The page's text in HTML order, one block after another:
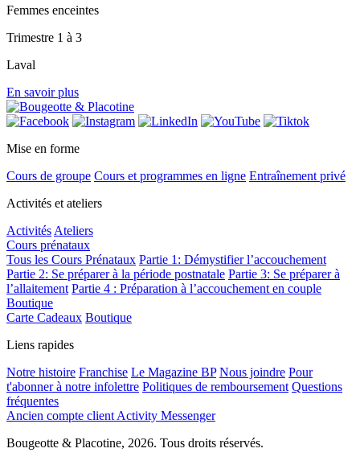
Femmes enceintes
Trimestre 1 à 3
Laval
En savoir plus
Mise en forme
Cours de groupe Cours et programmes en ligne Entraînement privé
Activités et ateliers
Activités Ateliers
Cours prénataux
Tous les Cours Prénataux Partie 1: Démystifier l’accouchement
Partie 2: Se préparer à la période postnatale Partie 3: Se préparer à
l’allaitement Partie 4 : Préparation à l’accouchement en couple
Boutique
Carte Cadeaux Boutique
Liens rapides
Notre histoire Franchise Le Magazine BP Nous joindre Pour
t'abonner à notre infolettre Politiques de remboursement Questions
fréquentes
Ancien compte client Activity Messenger
Bougeotte & Placotine, 2026. Tous droits réservés.